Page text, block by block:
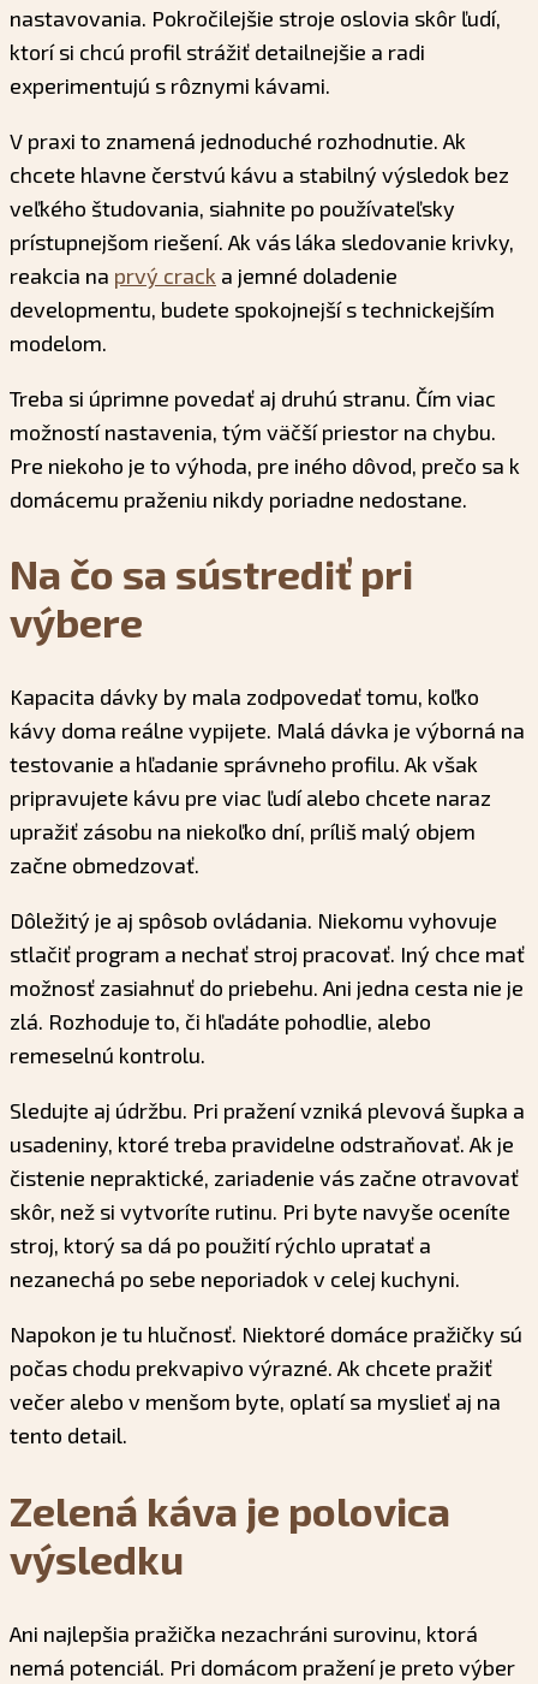
nastavovania. Pokročilejšie stroje oslovia skôr ľudí,
ktorí si chcú profil strážiť detailnejšie a radi
experimentujú s rôznymi kávami.
V praxi to znamená jednoduché rozhodnutie. Ak
chcete hlavne čerstvú kávu a stabilný výsledok bez
veľkého študovania, siahnite po používateľsky
prístupnejšom riešení. Ak vás láka sledovanie krivky,
reakcia na prvý crack a jemné doladenie
developmentu, budete spokojnejší s technickejším
modelom.
Treba si úprimne povedať aj druhú stranu. Čím viac
možností nastavenia, tým väčší priestor na chybu.
Pre niekoho je to výhoda, pre iného dôvod, prečo sa k
domácemu praženiu nikdy poriadne nedostane.
Na čo sa sústrediť pri
výbere
Kapacita dávky by mala zodpovedať tomu, koľko
kávy doma reálne vypijete. Malá dávka je výborná na
testovanie a hľadanie správneho profilu. Ak však
pripravujete kávu pre viac ľudí alebo chcete naraz
upražiť zásobu na niekoľko dní, príliš malý objem
začne obmedzovať.
Dôležitý je aj spôsob ovládania. Niekomu vyhovuje
stlačiť program a nechať stroj pracovať. Iný chce mať
možnosť zasiahnuť do priebehu. Ani jedna cesta nie je
zlá. Rozhoduje to, či hľadáte pohodlie, alebo
remeselnú kontrolu.
Sledujte aj údržbu. Pri pražení vzniká plevová šupka a
usadeniny, ktoré treba pravidelne odstraňovať. Ak je
čistenie nepraktické, zariadenie vás začne otravovať
skôr, než si vytvoríte rutinu. Pri byte navyše oceníte
stroj, ktorý sa dá po použití rýchlo upratať a
nezanechá po sebe neporiadok v celej kuchyni.
Napokon je tu hlučnosť. Niektoré domáce pražičky sú
počas chodu prekvapivo výrazné. Ak chcete pražiť
večer alebo v menšom byte, oplatí sa myslieť aj na
tento detail.
Zelená káva je polovica
výsledku
Ani najlepšia pražička nezachráni surovinu, ktorá
nemá potenciál. Pri domácom pražení je preto výber